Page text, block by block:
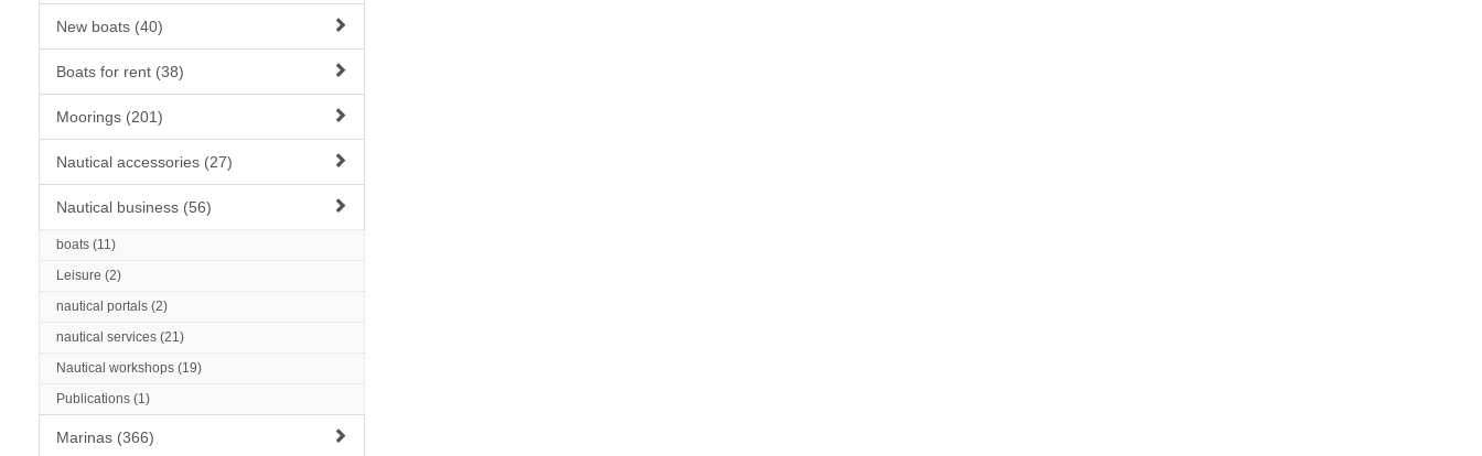
New boats (40)
Boats for rent (38)
Moorings (201)
Nautical accessories (27)
Nautical business (56)
boats (11)
Leisure (2)
nautical portals (2)
nautical services (21)
Nautical workshops (19)
Publications (1)
Marinas (366)